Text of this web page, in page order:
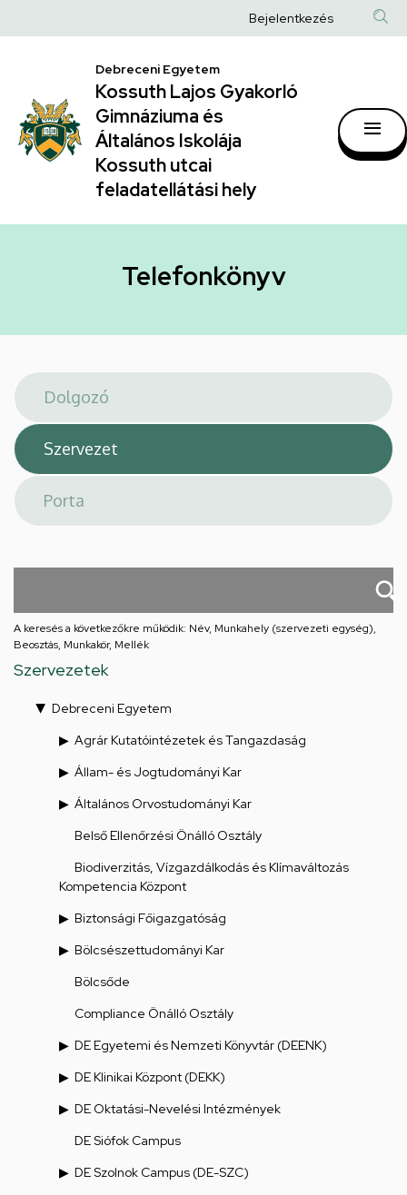
|
Kossuth
Lajos
Gyakorló
Gimnáziuma
Általános
hely
a
Anonim
fiók
Bejelentkezés
Debreceni Egyetem
Kossuth Lajos Gyakorló
Gimnáziuma és
Általános Iskolája
Kossuth utcai
feladatellátási hely
Telefonkönyv
A keresés a következőkre működik: Név, Munkahely (szervezeti egység),
Beosztás, Munkakör, Mellék
Szervezetek
Debreceni Egyetem
Agrár Kutatóintézetek és Tangazdaság
Állam- és Jogtudományi Kar
Általános Orvostudományi Kar
Belső Ellenőrzési Önálló Osztály
Biodiverzitás, Vízgazdálkodás és Klímaváltozás
Kompetencia Központ
Biztonsági Főigazgatóság
Bölcsészettudományi Kar
Bölcsőde
Compliance Önálló Osztály
DE Egyetemi és Nemzeti Könyvtár (DEENK)
DE Klinikai Központ (DEKK)
DE Oktatási-Nevelési Intézmények
DE Siófok Campus
DE Szolnok Campus (DE-SZC)